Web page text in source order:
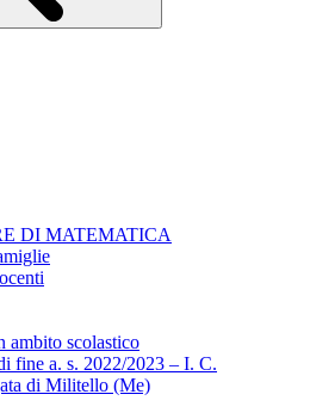
DI MATEMATICA
ambito scolastico
fine a. s. 2022/2023 – I. C.
di Militello (Me)